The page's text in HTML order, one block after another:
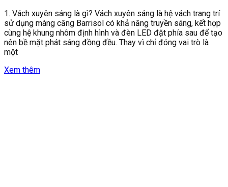
1. Vách xuyên sáng là gì? Vách xuyên sáng là hệ vách trang trí
sử dụng màng căng Barrisol có khả năng truyền sáng, kết hợp
cùng hệ khung nhôm định hình và đèn LED đặt phía sau để tạo
nên bề mặt phát sáng đồng đều. Thay vì chỉ đóng vai trò là
một
Xem thêm